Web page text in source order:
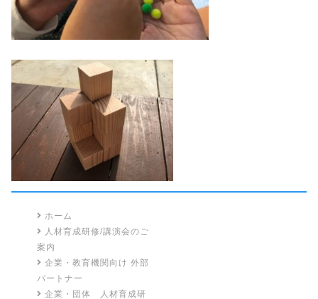
ホーム
人材育成研修/講演会のご
案内
企業・教育機関向け 外部
パートナー
企業・団体 人材育成研